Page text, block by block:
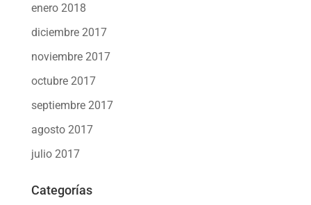
enero 2018
diciembre 2017
noviembre 2017
octubre 2017
septiembre 2017
agosto 2017
julio 2017
Categorías